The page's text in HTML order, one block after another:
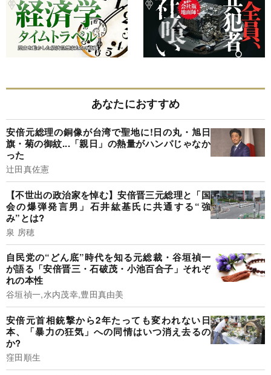
あなたにおすすめ
安倍元総理の銅像が台湾で聖地に!日の丸・旭日
旗・菊の御紋...「親日」の熱量がハンパじゃなか
った
辻田真佐憲
【不世出の政治家を悼む】安倍晋三元総理と「国
会の爆弾発言男」石井紘基氏に共通する“強
み”とは?
泉 房穂
自民党の“どん底”時代を知る元総裁・谷垣禎一
が語る「安倍晋三・石破茂・小池百合子」それぞ
れの本性
谷垣禎一,水内茂幸,豊田真由美
安倍元首相銃撃から2年たっても変われない日
本、「暴力の狂気」への同情はいつ消え去るの
か?
窪田順生